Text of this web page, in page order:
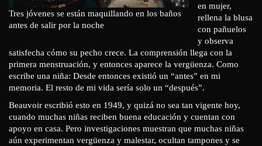
Tres jóvenes se están maquillando en los baños
antes de salir por la noche
en mujer,
rellena la blusa
con pañuelos
y observa
satisfecha cómo su pecho crece. La comprensión llega con la
primera menstruación, y entonces aparece la vergüenza. Como
escribe una niña: Desde entonces existió un “antes” en mi
memoria. El resto de mi vida sería solo un “después”.
Beauvoir escribió esto en 1949, y quizá no sea tan vigente hoy,
cuando muchas niñas reciben buena educación y cuentan con
apoyo en casa. Pero investigaciones muestran que muchas niñas
aún experimentan vergüenza y malestar, ocultan tampones y se